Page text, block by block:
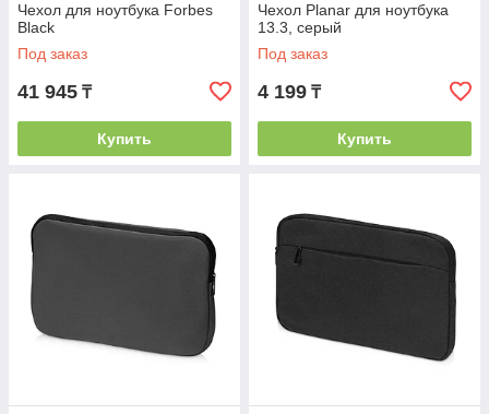
Чехол для ноутбука Forbes
Black
Под заказ
41 945 ₸
Купить
Чехол Planar для ноутбука
13.3, серый
Под заказ
4 199 ₸
Купить